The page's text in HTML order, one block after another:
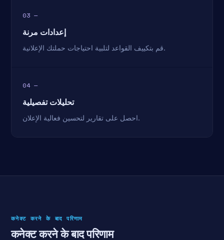
03 —
إعدادات مرنة
قم بتكييف القواعد لتلبية احتياجات حملتك الإعلانية.
04 —
تحليلات تفصيلية
احصل على تقارير لتحسين فعالية الإعلان.
कनेक्ट करने के बाद परिणाम
कनेक्ट करने के बाद परिणाम